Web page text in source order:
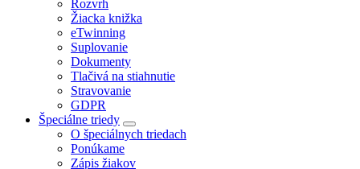
Rozvrh
Žiacka knižka
eTwinning
Suplovanie
Dokumenty
Tlačivá na stiahnutie
Stravovanie
GDPR
Špeciálne triedy
O špeciálnych triedach
Ponúkame
Zápis žiakov